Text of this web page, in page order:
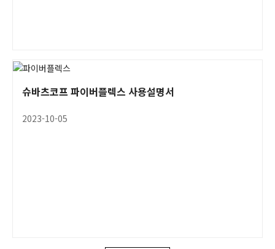
슈바츠코프 파이버플렉스 사용설명서
2023-10-05